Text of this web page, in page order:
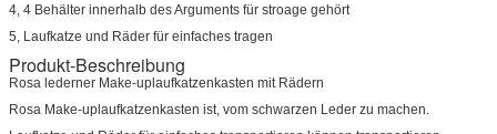
4, 4 Behälter innerhalb des Arguments für stroage gehört
5, Laufkatze und Räder für einfaches tragen
Produkt-Beschreibung
Rosa lederner Make-uplaufkatzenkasten mit Rädern
Rosa Make-uplaufkatzenkasten ist, vom schwarzen Leder zu machen.